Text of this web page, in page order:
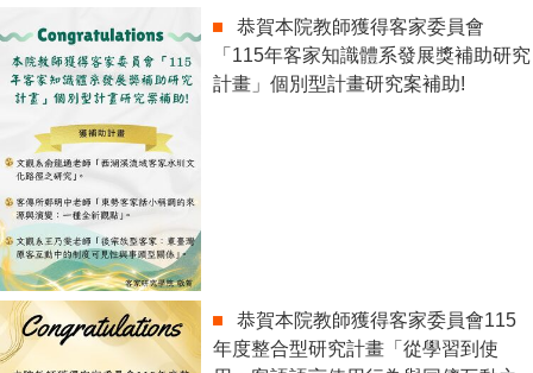
恭賀本院教師獲得客家委員會
「115年客家知識體系發展獎補助研究
計畫」個別型計畫研究案補助!
恭賀本院教師獲得客家委員會115
年度整合型研究計畫「從學習到使